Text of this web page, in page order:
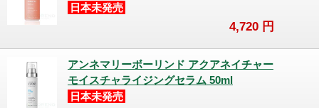
日本未発売
4,720 円
アンネマリーボーリンド アクアネイチャー
モイスチャライジングセラム 50ml
日本未発売